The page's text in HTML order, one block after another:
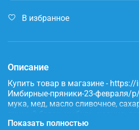
В избранное
Описание
Купить товар в магазине -
Имбирные-пряники-23-февраля/
мука, мед, масло сливочное,
яичный белок, имбирь, корица,
красители.
Показать полностью